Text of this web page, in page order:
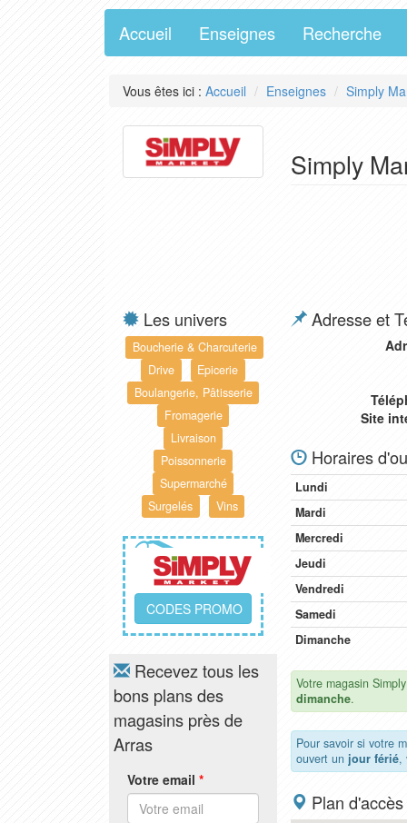
Accueil Enseignes Recherche
Vous êtes ici : Accueil Enseignes Simply
Simply
Les univers
Boucherie & Charcuterie
Drive
Epicerie
Boulangerie, Pâtisserie
Fromagerie
Livraison
Poissonnerie
Supermarché
Surgelés
Vins
CODES PROMO
Recevez tous les
bons plans des
magasins près de
Arras
Votre email *
Adresse et
Site
Horaires
Lundi
Mardi
Mercredi
Jeudi
Vendredi
Samedi
Dimanche
Votre magasin
dimanche.
Pour savoir si votre
ouvert un jour férié,
Plan d'accès